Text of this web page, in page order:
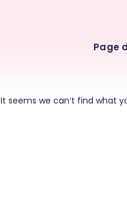
Page
It seems we can’t find what